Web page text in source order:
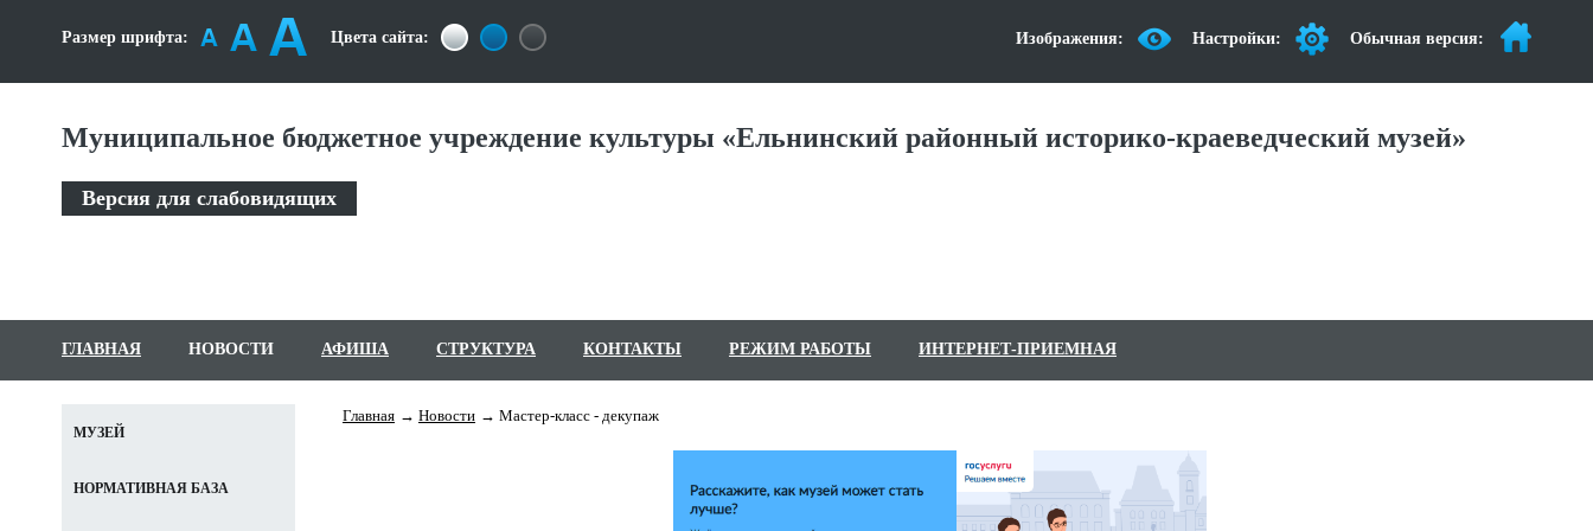
Размер шрифта: Цвета сайта: Изображения: Настройки: Обычная версия:
Муниципальное бюджетное учреждение культуры «Ельнинский районный историко-краеведческий музей»
Версия для слабовидящих
ГЛАВНАЯ НОВОСТИ АФИША СТРУКТУРА КОНТАКТЫ РЕЖИМ РАБОТЫ ИНТЕРНЕТ-ПРИЕМНАЯ
Главная Новости
Мастер-класс - декупаж
МУЗЕЙ
НОРМАТИВНАЯ БАЗА